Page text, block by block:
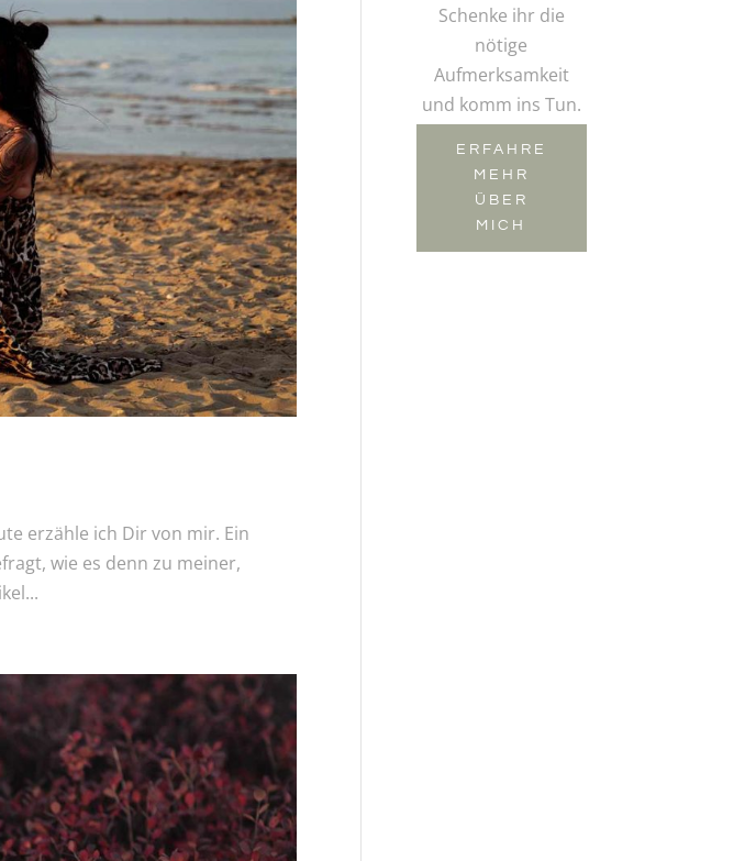
erzähle ich Dir von mir. Ein
wie es denn zu meiner,
Schenke ihr die
nötige
Aufmerksamkeit
und komm ins Tun.
ERFAHRE
MEHR
ÜBER
MICH